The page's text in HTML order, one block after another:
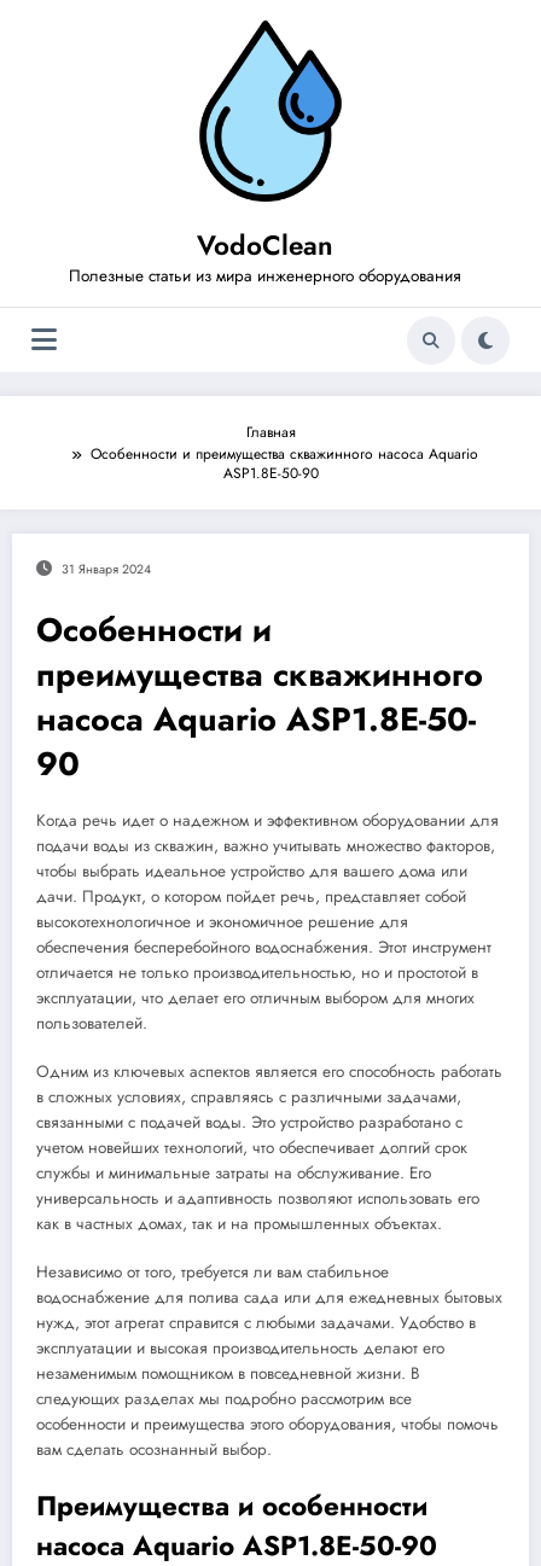
VodoClean
Полезные статьи из мира инженерного оборудования
Главная
Особенности и преимущества скважинного насоса Aquario
ASP1.8E-50-90
31 Января 2024
Особенности и
преимущества скважинного
насоса Aquario ASP1.8E-50-
90
Когда речь идет о надежном и эффективном оборудовании для
подачи воды из скважин, важно учитывать множество факторов,
чтобы выбрать идеальное устройство для вашего дома или
дачи. Продукт, о котором пойдет речь, представляет собой
высокотехнологичное и экономичное решение для
обеспечения бесперебойного водоснабжения. Этот инструмент
отличается не только производительностью, но и простотой в
эксплуатации, что делает его отличным выбором для многих
пользователей.
Одним из ключевых аспектов является его способность работать
в сложных условиях, справляясь с различными задачами,
связанными с подачей воды. Это устройство разработано с
учетом новейших технологий, что обеспечивает долгий срок
службы и минимальные затраты на обслуживание. Его
универсальность и адаптивность позволяют использовать его
как в частных домах, так и на промышленных объектах.
Независимо от того, требуется ли вам стабильное
водоснабжение для полива сада или для ежедневных бытовых
нужд, этот агрегат справится с любыми задачами. Удобство в
эксплуатации и высокая производительность делают его
незаменимым помощником в повседневной жизни. В
следующих разделах мы подробно рассмотрим все
особенности и преимущества этого оборудования, чтобы помочь
вам сделать осознанный выбор.
Преимущества и особенности
насоса Aquario ASP1.8E-50-90